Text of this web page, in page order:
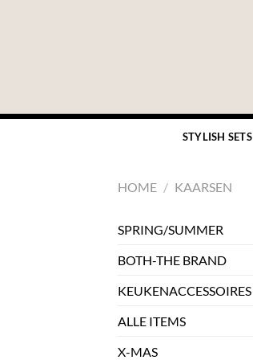
STYLISH SETS
HOME / KAARSEN
SPRING/SUMMER
BOTH-THE BRAND
KEUKENACCESSOIRES
ALLE ITEMS
X-MAS